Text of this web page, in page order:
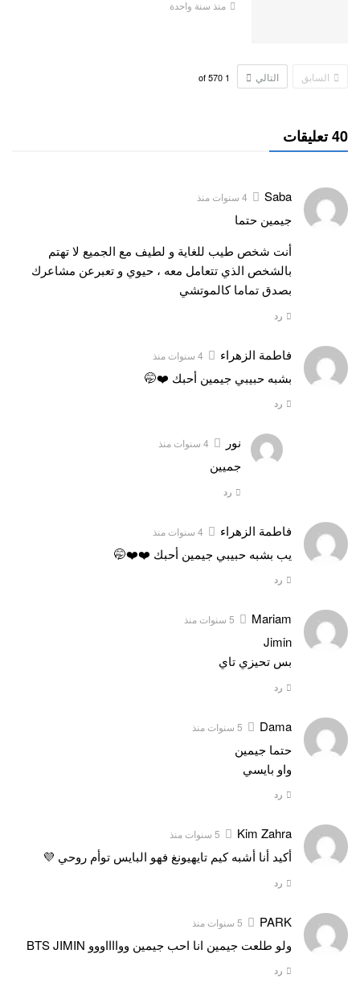
منذ سنة واحدة
السابق التالي 1
570
40 تعليقات
Saba 4 سنوات منذ
جيمين حتما
أنت شخص طيب للغاية و لطيف مع الجميع لا تهتم
بالشخص الذي تتعامل معه ، حيوي و تعبرعن مشاعرك
بصدق تماما كالموتشي
رد
فاطمة الزهراء 4 سنوات منذ
بشبه حبيبي جيمين أحبك ❤️🤭
رد
نور 4 سنوات منذ
جميين
رد
فاطمة الزهراء 4 سنوات منذ
يب بشبه حبيبي جيمين أحبك ❤️❤️🤭
رد
Mariam 5 سنوات منذ
Jimin
بس تحيزي تاي
رد
Dama 5 سنوات منذ
حتما جيمين
واو بايسي
رد
Kim Zahra 5 سنوات منذ
أكيد أنا أشبه كيم تايهيونغ فهو البايس توأم روحي 💜
رد
PARK 5 سنوات منذ
ولو طلعت جيمين انا احب جيمين ووااااووو BTS JIMIN
رد